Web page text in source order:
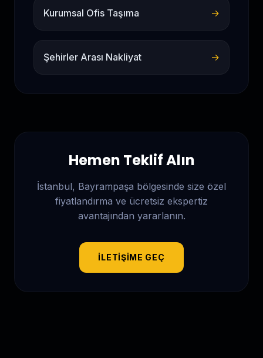
Kurumsal Ofis Taşıma →
Şehirler Arası Nakliyat →
Hemen Teklif Alın
İstanbul, Bayrampaşa bölgesinde size özel
fiyatlandırma ve ücretsiz ekspertiz
avantajından yararlanın.
İLETIŞIME GEÇ